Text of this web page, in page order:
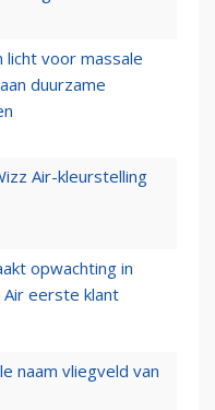
voor massale
duurzame
Air-kleurstelling
opwachting in
Air eerste klant
naam vliegveld van